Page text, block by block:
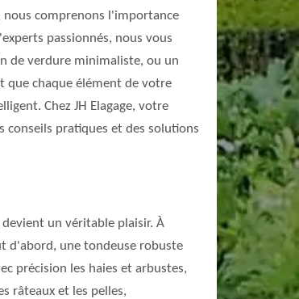
nous comprenons l'importance
passionnés, nous vous
de verdure minimaliste, ou un
que chaque élément de votre
Chez JH Elagage, votre
conseils pratiques et des solutions
devient un véritable plaisir. À
d'abord, une tondeuse robuste
précision les haies et arbustes,
râteaux et les pelles,